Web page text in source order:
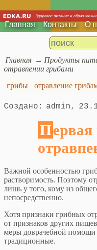
Главная Контакты О
Главная Продукты
отравпении грибами
грибы
отравление
admin
Первая помощь при
Важной особенностью
растворимость. Поэтому
лишь у того, кому из
непосредственно.
Хотя признаки грибных
от признаков других
меры доврачебной помощи
традиционные.